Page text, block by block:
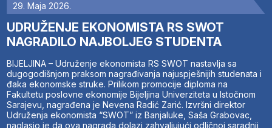
29. Maja 2026.
UDRUŽENJE EKONOMISTA RS SWOT
NAGRADILO NAJBOLJEG STUDENTA
BIJELJINA – Udruženje ekonomista RS SWOT nastavlja sa
dugogodišnjom praksom nagrađivanja najuspješnijih studenata i
đaka ekonomske struke. Prilikom promocije diploma na
Fakultetu poslovne ekonomije Bijeljina Univerziteta u Istočnom
Sarajevu, nagrađena je Nevena Radić Zarić. Izvršni direktor
Udruženja ekonomista “SWOT” iz Banjaluke, Saša Grabovac,
naglasio je da ova nagrada dolazi zahvaljujući odličnoj saradnji